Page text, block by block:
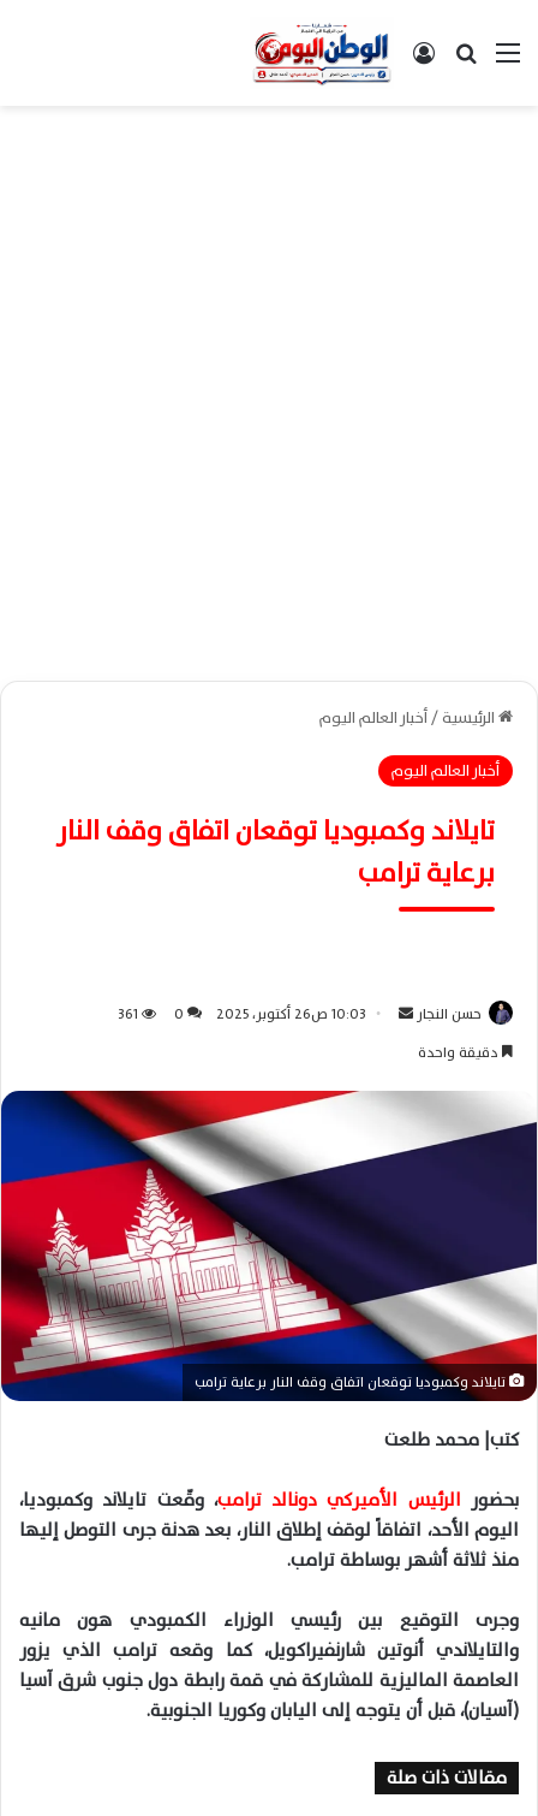
القائمةبحث عن تسجيل الدخول
الرئيسية/أخبار العالم اليوم
أخبار العالم اليوم
تايلاند وكمبوديا توقعان اتفاق وقف النار
برعاية ترامب
حسن النجار
ل
ر
ل
ك
ت
ر
ن
ا
10:03 ص26 أكتوبر، 2025 0
361
دقيقة واحدة
تايلاند وكمبوديا توقعان اتفاق وقف النار برعاية ترامب
كتب| محمد طلعت
بحضور الرئيس الأميركي دونالد ترامب، وقّعت تايلاند وكمبوديا،
اليوم الأحد، اتفاقاً لوقف إطلاق النار، بعد هدنة جرى التوصل إليها
منذ ثلاثة أشهر بوساطة ترامب.
وجرى التوقيع بين رئيسي الوزراء الكمبودي هون مانيه
والتايلاندي أنوتين شارنفيراكويل، كما وقعه ترامب الذي يزور
العاصمة الماليزية للمشاركة في قمة رابطة دول جنوب شرق آسيا
(آسيان)، قبل أن يتوجه إلى اليابان وكوريا الجنوبية.
مقالات ذات صلة